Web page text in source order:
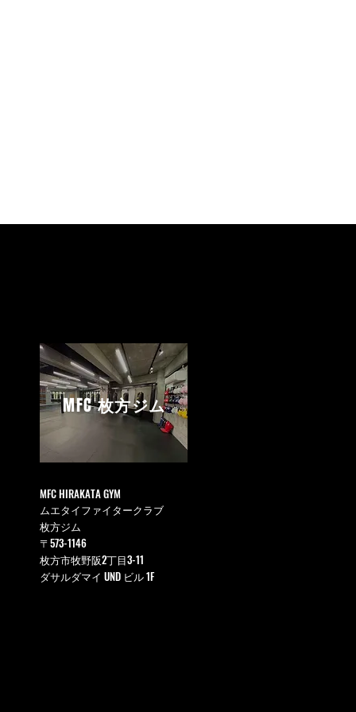
MFC枚方ジム
MFC HIRAKATA GYM
ムエタイファイタークラブ
枚方ジム
〒573-1146
枚方市牧野阪2丁目3-11
ダサルダマイ UND ビル 1F